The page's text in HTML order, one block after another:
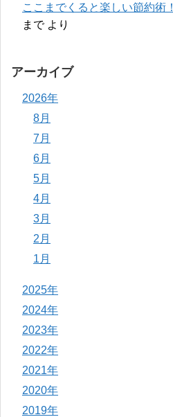
ここまでくると楽しい節約術！
までより
アーカイブ
2026年
8月
7月
6月
5月
4月
3月
2月
1月
2025年
2024年
2023年
2022年
2021年
2020年
2019年